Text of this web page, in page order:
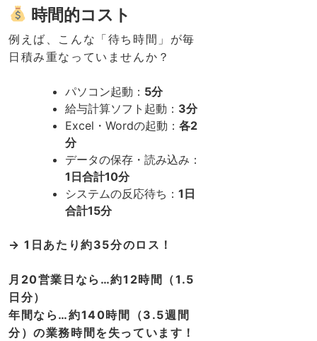
時間的コスト
例えば、こんな「待ち時間」が毎
日積み重なっていませんか？
パソコン起動： 5分
給与計算ソフト起動： 3分
Excel・Wordの起動： 各2
分
データの保存・読み込み：
1日合計10分
システムの反応待ち： 1日
合計15分
→ 1日あたり約35分のロス！
月20営業日なら…約12時間（1.5
日分）
年間なら…約140時間（3.5週間
分）の業務時間を失っています！